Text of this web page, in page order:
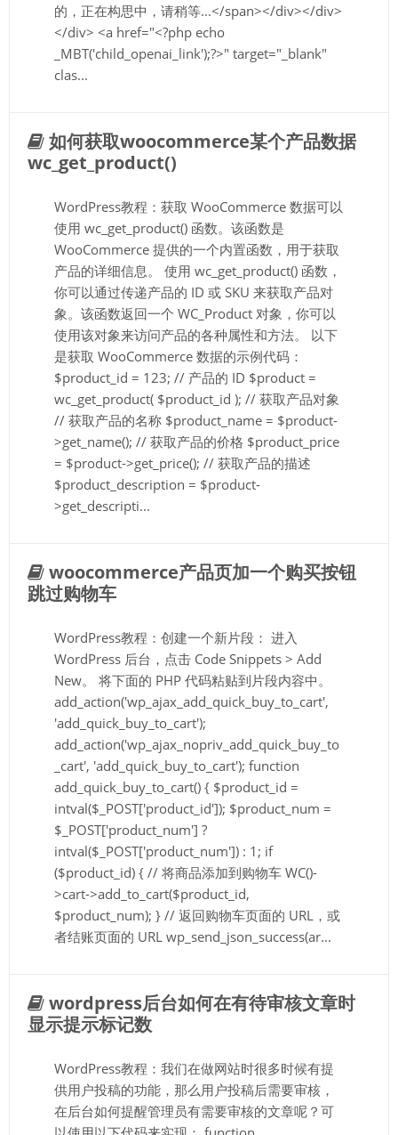
的，正在构思中，请稍等...</span></div></div>
</div> <a href="<?php echo
_MBT('child_openai_link');?>" target="_blank"
clas...
如何获取woocommerce某个产品数据
wc_get_product()
WordPress教程：获取 WooCommerce 数据可以
使用 wc_get_product() 函数。该函数是
WooCommerce 提供的一个内置函数，用于获取
产品的详细信息。 使用 wc_get_product() 函数，
你可以通过传递产品的 ID 或 SKU 来获取产品对
象。该函数返回一个 WC_Product 对象，你可以
使用该对象来访问产品的各种属性和方法。 以下
是获取 WooCommerce 数据的示例代码：
$product_id = 123; // 产品的 ID $product =
wc_get_product( $product_id ); // 获取产品对象
// 获取产品的名称 $product_name = $product-
>get_name(); // 获取产品的价格 $product_price
= $product->get_price(); // 获取产品的描述
$product_description = $product-
>get_descripti...
woocommerce产品页加一个购买按钮
跳过购物车
WordPress教程：创建一个新片段： 进入
WordPress 后台，点击 Code Snippets > Add
New。 将下面的 PHP 代码粘贴到片段内容中。
add_action('wp_ajax_add_quick_buy_to_cart',
'add_quick_buy_to_cart');
add_action('wp_ajax_nopriv_add_quick_buy_to
_cart', 'add_quick_buy_to_cart'); function
add_quick_buy_to_cart() { $product_id =
intval($_POST['product_id']); $product_num =
$_POST['product_num'] ?
intval($_POST['product_num']) : 1; if
($product_id) { // 将商品添加到购物车 WC()-
>cart->add_to_cart($product_id,
$product_num); } // 返回购物车页面的 URL，或
者结账页面的 URL wp_send_json_success(ar...
wordpress后台如何在有待审核文章时
显示提示标记数
WordPress教程：我们在做网站时很多时候有提
供用户投稿的功能，那么用户投稿后需要审核，
在后台如何提醒管理员有需要审核的文章呢？可